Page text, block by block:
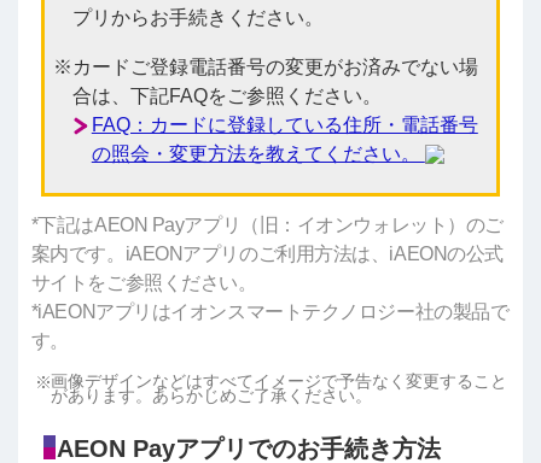
プリからお手続きください。
カードご登録電話番号の変更がお済みでない場
合は、下記FAQをご参照ください。
FAQ：カードに登録している住所・電話番号
の照会・変更方法を教えてください。
*下記はAEON Payアプリ（旧：イオンウォレット）のご
案内です。iAEONアプリのご利用方法は、iAEONの公式
サイトをご参照ください。
*iAEONアプリはイオンスマートテクノロジー社の製品で
す。
画像デザインなどはすべてイメージで予告なく変更すること
があります。あらかじめご了承ください。
AEON Payアプリでのお手続き方法